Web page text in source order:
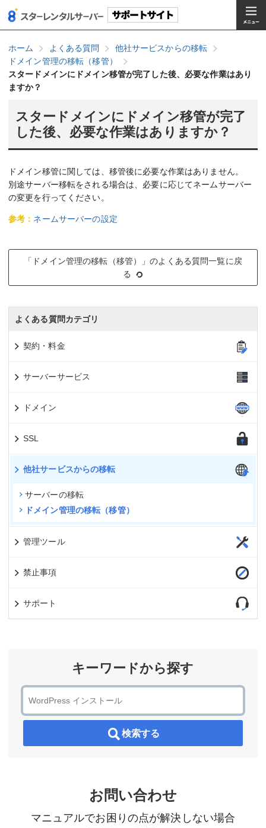
ホーム よくある質問
他社サービスからの移転
ドメイン管理の移転（移管）
スタードメインにドメイン移管が完了した後、必要な作業はあり
ますか？
スタードメインにドメイン移管が完了
した後、必要な作業はありますか？
ドメイン移管に関しては、移管後に必要な作業はありません。
別途サーバー移転をされる場合は、必要に応じてネームサーバー
の変更を行ってください。
参考： ネームサーバーの設定
「ドメイン管理の移転（移管）」のよくある質問一覧に戻
る
よくある質問カテゴリ
契約・料金
サーバーサービス
ドメイン
SSL
他社サービスからの移転
サーバーの移転
ドメイン管理の移転（移管）
管理ツール
禁止事項
サポート
キーワードから探す
検索する
お問い合わせ
マニュアルでお困りの点が解決しない場合